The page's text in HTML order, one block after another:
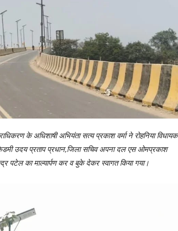
के अधिशाषी अभियंता सत्य प्रकाश वर्मा ने रोहनिया विधायक
उदय प्रताप प्रधान,जिला सचिव अपना दल एस ओमप्रकाश
पटेल का माल्यार्पण कर व बुके देकर स्वागत किया गया।